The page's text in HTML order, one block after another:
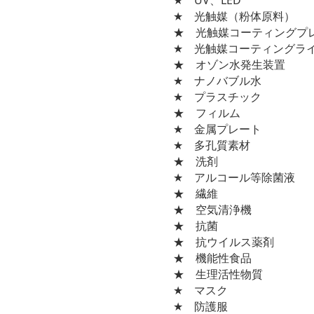
★ 光触媒（粉体原料）
★ 光触媒コーティングプ
★ 光触媒コーティングラ
★ オゾン水発生装置
★ ナノバブル水
★ プラスチック
★ フィルム
★ 金属プレート
★ 多孔質素材
★ 洗剤
★ アルコール等除菌液
★ 繊維
★ 空気清浄機
★ 抗菌
★ 抗ウイルス薬剤
★ 機能性食品
★ 生理活性物質
★ マスク
★ 防護服